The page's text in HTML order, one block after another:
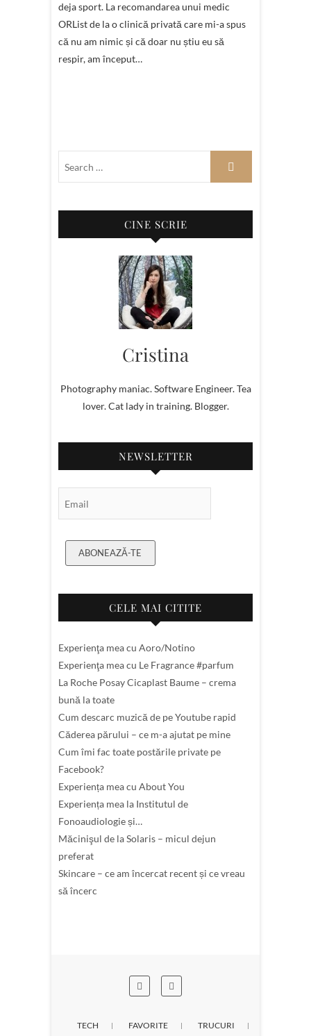
deja sport. La recomandarea unui medic
ORList de la o clinică privată care mi-a spus
că nu am nimic și că doar nu știu eu să
respir, am început…
CINE SCRIE
Cristina
Photography maniac. Software Engineer. Tea
lover. Cat lady in training. Blogger.
NEWSLETTER
ABONEAZĂ-TE
CELE MAI CITITE
Experienţa mea cu Aoro/Notino
Experienţa mea cu Le Fragrance #parfum
La Roche Posay Cicaplast Baume – crema
bună la toate
Cum descarc muzică de pe Youtube rapid
Căderea părului – ce m-a ajutat pe mine
Cum îmi fac toate postările private pe
Facebook?
Experiența mea cu About You
Experiența mea la Institutul de
Fonoaudiologie și…
Măcinişul de la Solaris – micul dejun
preferat
Skincare – ce am încercat recent și ce vreau
să încerc
TECH FAVORITE TRUCURI